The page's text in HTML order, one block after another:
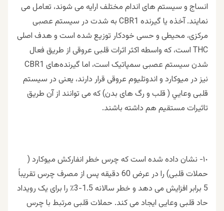
انساج و سیستم های اندام مختلف ارايه می شوند، تعامل مى
نمايند. آخذه يا گيرنده CBR1 به شدت در سیستم عصبی
مرکزی، محیطی و حسی خودكار توزیع شده است و هدف اصلی
THC است، که واسطه اکثر اثرات قلبی عروقی از طریق فعال
شدن سیستم عصبی سمپاتیک است، اما گیرنده‌های CBR1
نیز در میوکارد و اندوتلیوم عروقی قرار دارند، يعنى در سيستم
قلبى وعايي ( قلب و رگ هاى بدن) كه مى توانند از آن طريق
تاثيرات مستقيم هم داشته باشند.
١٠- نشان داده شده است که چرس خطر انفاركش میوکارد (
حملات قلبى) را در عرض 60 دقیقه پس از مصرف چرس تقریباً
5 برابر افزایش می دهد و خطر سالانه 1.5-3٪ را برای یک رویداد
حاد قلبی وعايى ایجاد می کند. حملات قلبى مرتبط با چرس